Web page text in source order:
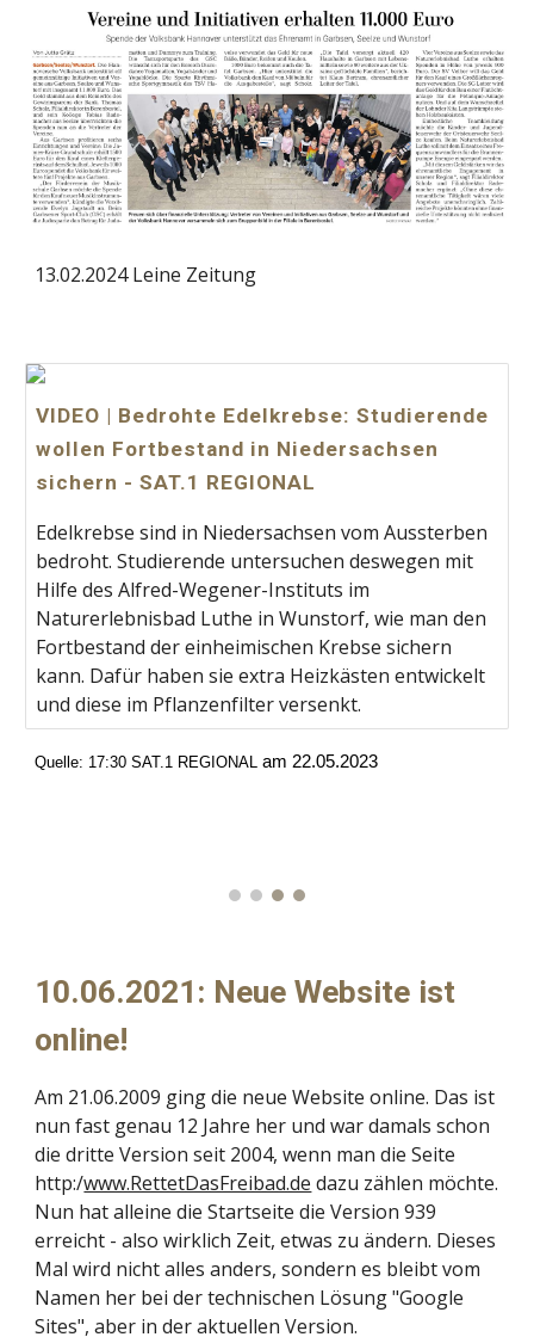
13.02.2024 Leine Zeitung
VIDEO | Bedrohte Edelkrebse: Studierende
wollen Fortbestand in Niedersachsen
sichern - SAT.1 REGIONAL
Edelkrebse sind in Niedersachsen vom Aussterben
bedroht. Studierende untersuchen deswegen mit
Hilfe des Alfred-Wegener-Instituts im
Naturerlebnisbad Luthe in Wunstorf, wie man den
Fortbestand der einheimischen Krebse sichern
kann. Dafür haben sie extra Heizkästen entwickelt
und diese im Pflanzenfilter versenkt.
Quelle: 17:30 SAT.1 REGIONAL am 22.05.2023
10.06.2021: Neue Website ist
online!
Am 21.06.2009 ging die neue Website online. Das ist
nun fast genau 12 Jahre her und war damals schon
die dritte Version seit 2004, wenn man die Seite
http:/www.RettetDasFreibad.de dazu zählen möchte.
Nun hat alleine die Startseite die Version 939
erreicht - also wirklich Zeit, etwas zu ändern. Dieses
Mal wird nicht alles anders, sondern es bleibt vom
Namen her bei der technischen Lösung "Google
Sites", aber in der aktuellen Version.